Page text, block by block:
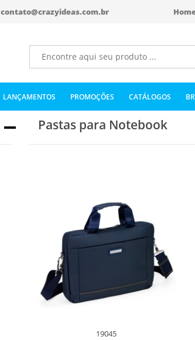
contato@crazyideas.com.br
LANÇAMENTOS PROMOÇÕES CATÁLOGOS
Pastas para Notebook
19045